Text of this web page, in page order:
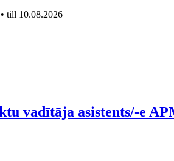
till 10.08.2026
vadītāja asistents/-e